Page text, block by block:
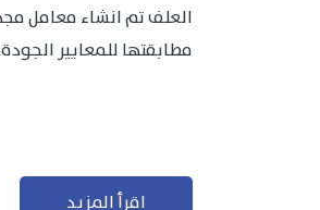
العلف تم انشاء معامل
مطابقتها للمعايير
اقرأ المزيد